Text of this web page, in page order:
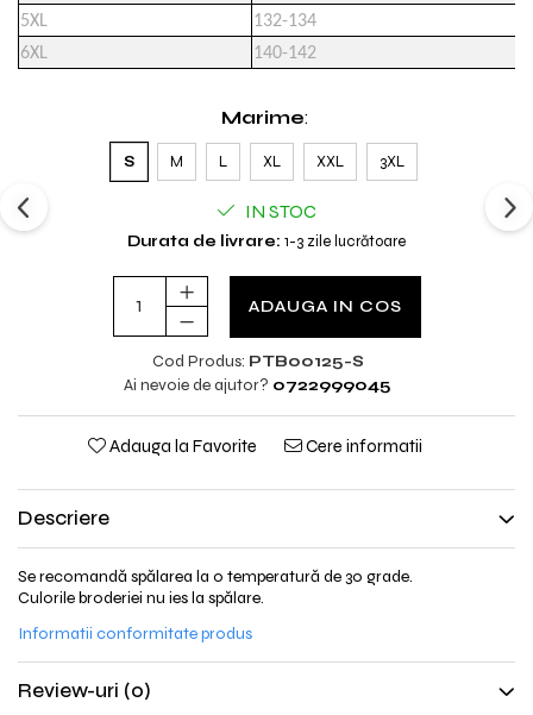
5XL
132-134
6XL
140-142
Marime:
S M L XL XXL 3XL
IN STOC
Durata de livrare: 1-3 zile lucrătoare
ADAUGA IN COS
Cod Produs: PTB00125-S
Ai nevoie de ajutor? 0722999045
Adauga la Favorite Cere informatii
Descriere
Se recomandă spălarea la o temperatură de 30 grade.
Culorile broderiei nu ies la spălare.
Informatii conformitate produs
Review-uri (0)